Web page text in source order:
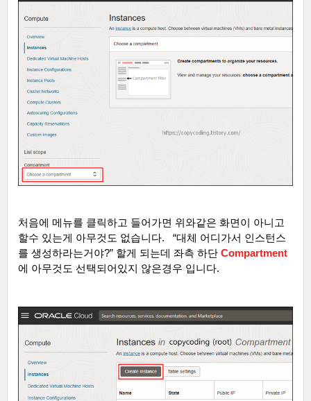
처음에 메뉴를 클릭하고 들어가면 위와같은 화면이 아니고
할수 있는게 아무것도 없습니다. “대체 어디가서 인스턴스
를 생성하라는거야?” 할게 되는데 좌측 하단 Compartment
에 아무것도 선택되어있지 않은경우 입니다.